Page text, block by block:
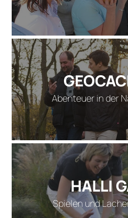
Abenteuer in der
HALLI
Spielen und